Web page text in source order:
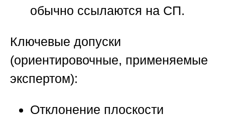
обычно ссылаются на СП.
Ключевые допуски
(ориентировочные, применяемые
экспертом):
Отклонение плоскости